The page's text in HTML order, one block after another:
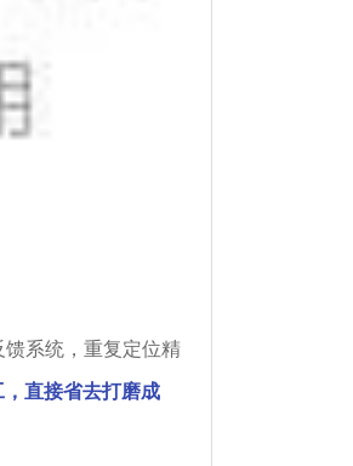
馈系统，重复定位精
直接省去打磨成